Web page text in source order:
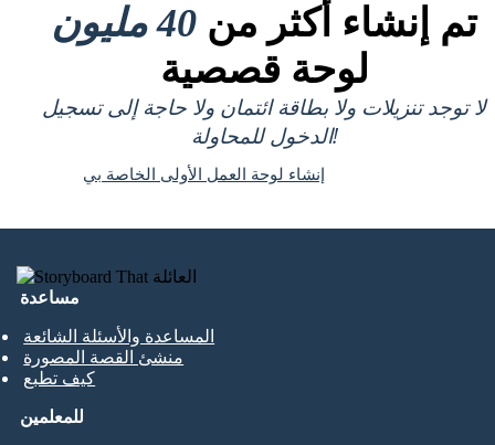
تم إنشاء أكثر من 40 مليون
لوحة قصصية
لا توجد تنزيلات ولا بطاقة ائتمان ولا حاجة إلى تسجيل
الدخول للمحاولة!
إنشاء لوحة العمل الأولى الخاصة بي
مساعدة
المساعدة والأسئلة الشائعة
منشئ القصة المصورة
كيف تطبع
للمعلمين